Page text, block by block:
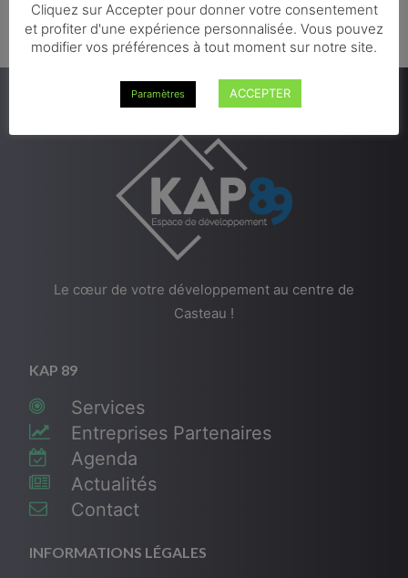
Le cœur de votre développement au centre de
Casteau !
KAP 89
Services
Entreprises Partenaires
Agenda
Actualités
Contact
INFORMATIONS LÉGALES
Cliquez sur Accepter pour donner votre consentement
et profiter d'une expérience personnalisée. Vous pouvez
modifier vos préférences à tout moment sur notre site.
Paramètres ACCEPTER